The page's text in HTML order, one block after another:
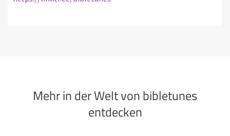
Mehr in der Welt von bibletunes
entdecken